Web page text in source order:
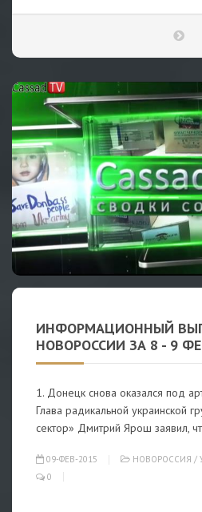
ИНФОРМАЦИОННЫЙ
НОВОРОССИИ ЗА 8 - 9
1. Донецк снова оказался под
Глава радикальной украинской
сектор» Дмитрий Ярош заявил,
09-ФЕВ-2015 НОВОРОССИЯ /
0